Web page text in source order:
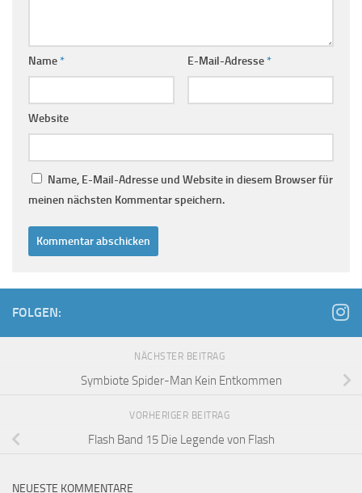
Name* E-Mail-Adresse*
Website
Name, E-Mail-Adresse und Website in diesem Browser für
meinen nächsten Kommentar speichern.
FOLGEN:
NÄCHSTER BEITRAG
Symbiote Spider-Man Kein Entkommen
VORHERIGER BEITRAG
Flash Band 15 Die Legende von Flash
NEUESTE KOMMENTARE